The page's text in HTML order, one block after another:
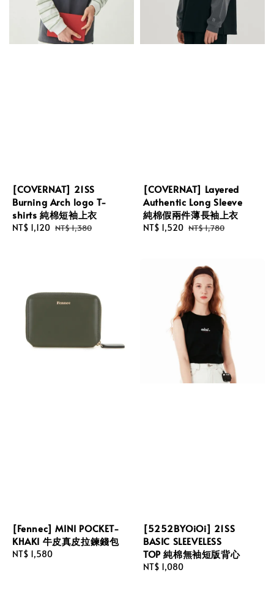
[COVERNAT] 21SS
Burning Arch logo T-
shirts 純棉短袖上衣
Sale
NT$ 1,120 Regular
NT$ 1,380
[COVERNAT] Layered
Authentic Long Sleeve
純棉假兩件薄長袖上衣
Sale
NT$ 1,520 Regular
NT$ 1,780
[Fennec] MINI POCKET-
KHAKI 牛皮真皮拉鍊錢包
Regular
NT$ 1,580
[5252BYOiOi] 21SS
BASIC SLEEVELESS
TOP 純棉無袖短版背心
Regular
NT$ 1,080